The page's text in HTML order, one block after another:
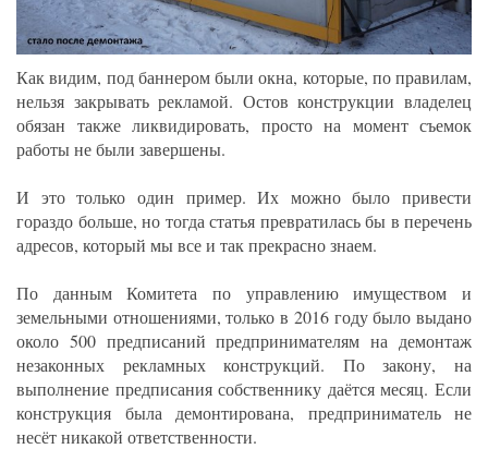
Как видим, под баннером были окна, которые, по правилам,
нельзя закрывать рекламой. Остов конструкции владелец
обязан также ликвидировать, просто на момент съемок
работы не были завершены.
И это только один пример. Их можно было привести
гораздо больше, но тогда статья превратилась бы в перечень
адресов, который мы все и так прекрасно знаем.
По данным Комитета по управлению имуществом и
земельными отношениями, только в 2016 году было выдано
около 500 предписаний предпринимателям на демонтаж
незаконных рекламных конструкций. По закону, на
выполнение предписания собственнику даётся месяц. Если
конструкция была демонтирована, предприниматель не
несёт никакой ответственности.